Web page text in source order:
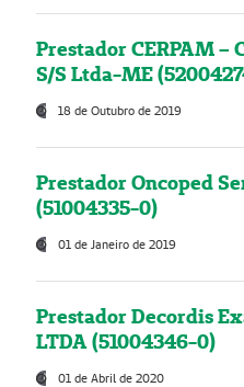
Prestador CERPAM –
S/S Ltda-ME
18 de Outubro de 2019
Prestador Oncoped
(51004335-0)
01 de Janeiro de 2019
Prestador Decordis
LTDA (51004346-0)
01 de Abril de 2020